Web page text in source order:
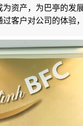
资产，为巴亭的发
客户对公司的体验